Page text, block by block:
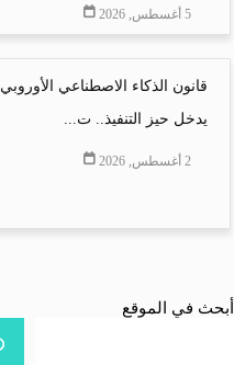
5 أغسطس, 2026
قانون الذكاء الاصطناعي الأوروبي
يدخل حيز التنفيذ.. ت...
2 أغسطس, 2026
أبحث في الموقع